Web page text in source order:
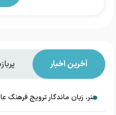
آخرین اخبار
هنر، زبان ماندگار ترویج فرهنگ